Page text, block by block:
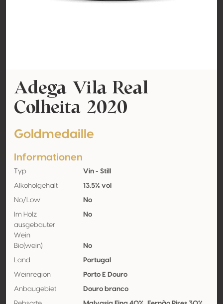
Adega Vila Real
Colheita 2020
Goldmedaille
Informationen
Typ Vin - Still
Alkoholgehalt 13.5% vol
No/Low No
Im Holz
ausgebauter
Wein
No
Bio(wein) No
Land Portugal
Weinregion Porto E Douro
Anbaugebiet Douro branco